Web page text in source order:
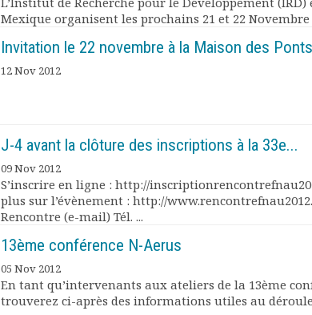
Mexique organisent les prochains 21 et 22 Novembre
Invitation le 22 novembre à la Maison des Ponts
12 Nov 2012
J-4 avant la clôture des inscriptions à la 33e...
09 Nov 2012
S’inscrire en ligne : http://
plus sur l’évènement : http://
Rencontre (e-mail) Tél. ...
13ème conférence N-Aerus
05 Nov 2012
En tant qu’intervenants aux ateliers de la 13ème
trouverez ci-après des informations utiles au